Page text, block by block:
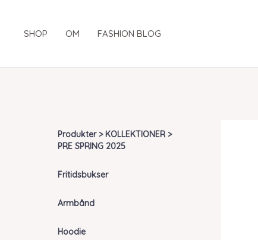
SHOP OM FASHION BLOG
Produkter > KOLLEKTIONER >
PRE SPRING 2025
Fritidsbukser
Armbånd
Hoodie